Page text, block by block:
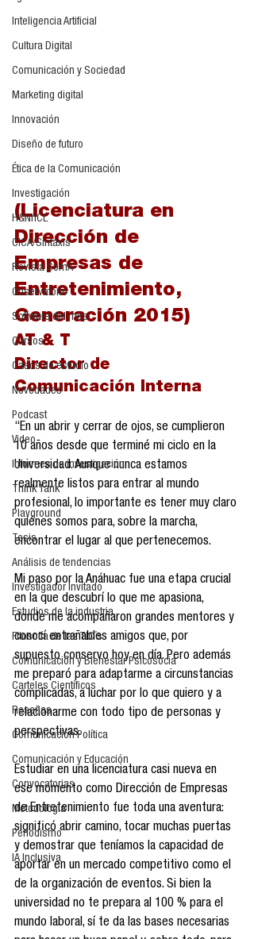
Inteligencia Artificial
Cultura Digital
Comunicación y Sociedad
Marketing digital
Innovación
Diseño de futuro
Ética de la Comunicación
Investigación
H&NhCL
CICA/Sintaxis
Revista ComA
Observatorio
Software del mes
Cursos
Casos de estudio
Novedades
Podcast
Video
Informes de investigación
Think Tank
Playground
Tesis
Análisis de tendencias
Investigador Invitado
Estudios de la industria
Filosofía de las TIC´s
Comunicación y Bienestar Psicosocia
Carteles Científicos
Reseñas
Comunicación Política
Comunicación y Educación
Convocatorias
Metodología
Periodismo
IA Inclusiva
(Licenciatura en
Dirección de
Empresas de
Entretenimiento,
Generación 2015)
AT & T
Director de
Comunicación Interna
“En un abrir y cerrar de ojos, se cumplieron
10 años desde que terminé mi ciclo en la
Universidad. Aunque nunca estamos
realmente listos para entrar al mundo
profesional, lo importante es tener muy claro
quiénes somos para, sobre la marcha,
encontrar el lugar al que pertenecemos.
Mi paso por la Anáhuac fue una etapa crucial
en la que descubrí lo que me apasiona,
donde me acompañaron grandes mentores y
conocí entrañables amigos que, por
supuesto conservo hoy en día. Pero además
me preparó para adaptarme a circunstancias
complicadas, a luchar por lo que quiero y a
relacionarme con todo tipo de personas y
perspectivas.
Estudiar en una licenciatura casi nueva en
ese momento como Dirección de Empresas
de Entretenimiento fue toda una aventura:
significó abrir camino, tocar muchas puertas
y demostrar que teníamos la capacidad de
aportar en un mercado competitivo como el
de la organización de eventos. Si bien la
universidad no te prepara al 100 % para el
mundo laboral, sí te da las bases necesarias